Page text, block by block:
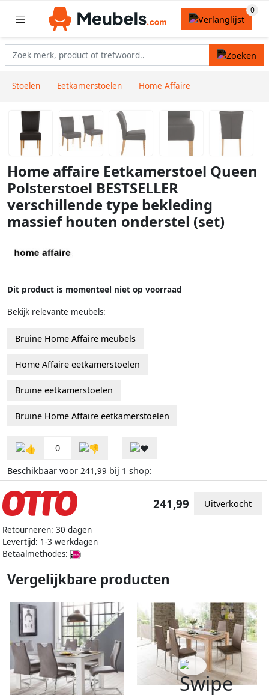
Stoelen Eetkamerstoelen Home Affaire
Home affaire Eetkamerstoel Queen
Polsterstoel BESTSELLER
verschillende type bekleding
massief houten onderstel (set)
Dit product is momenteel niet op voorraad
Bekijk relevante meubels:
Bruine Home Affaire meubels
Home Affaire eetkamerstoelen
Bruine eetkamerstoelen
Bruine Home Affaire eetkamerstoelen
0
Beschikbaar voor 241,99 bij 1 shop:
Retourneren: 30 dagen
Levertijd: 1-3 werkdagen
Betaalmethodes:
241,99 Uitverkocht
Vergelijkbare producten